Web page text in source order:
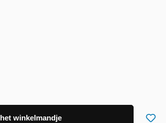
het winkelmandje